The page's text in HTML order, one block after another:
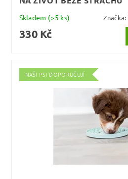
Skladem (>5 ks) Značka:
330 Kč
NAŠI PSI DOPORUČUJÍ